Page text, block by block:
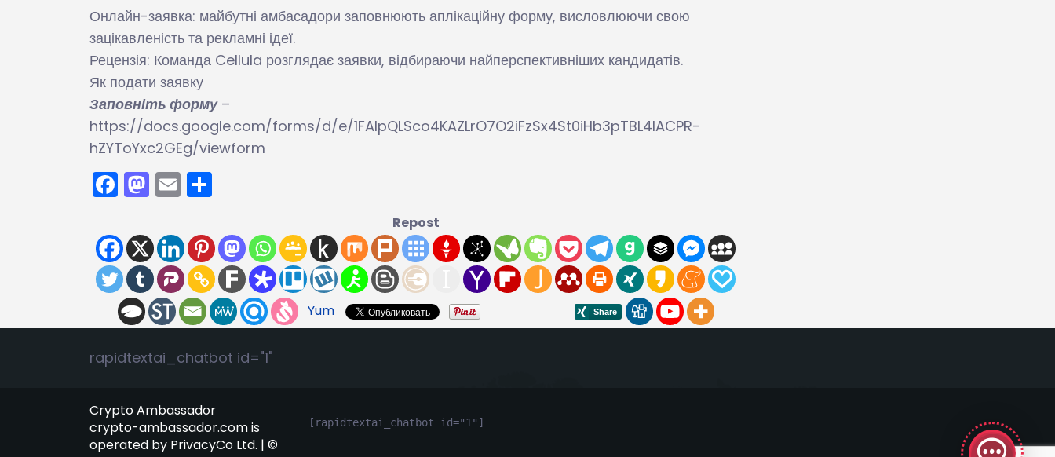
Онлайн-заявка: майбутні амбасадори заповнюють аплікаційну форму, висловлюючи свою
зацікавленість та рекламні ідеї.
Рецензія: Команда Cellula розглядає заявки, відбираючи найперспективніших кандидатів.
Як подати заявку
Заповніть форму–
https://docs.google.com/forms/d/e/1FAIpQLSco4KAZLrO7O2iFzSx4St0iHb3pTBL4IACPR-
hZYToYxc2GEg/viewform
Facebook
Mastodon
Email
Repost
Yum
rapidtextai_chatbot id="1"
Crypto Ambassador
crypto-ambassador.com is
operated by PrivacyCo Ltd. | ©
[rapidtextai_chatbot id="1"]